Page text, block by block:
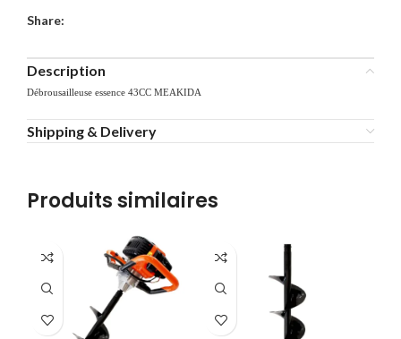
Share:
Description
Débrousailleuse essence 43CC MEAKIDA
Shipping & Delivery
Produits similaires